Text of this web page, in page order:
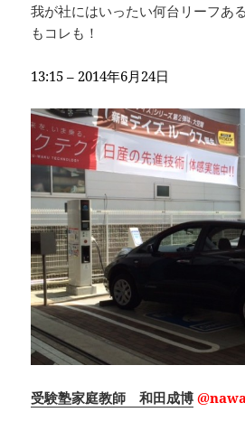
我が社にはいったい何台リーフあ
もコレも！
13:15 – 2014年6月24日
受験塾家庭教師 和田成博